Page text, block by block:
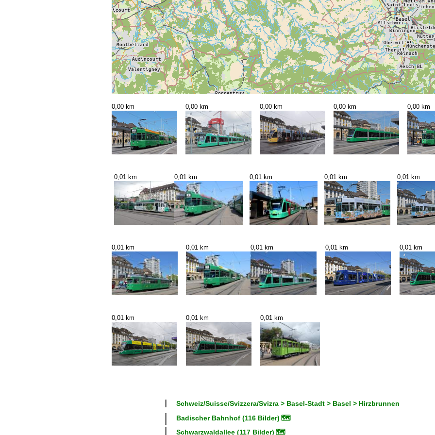
0,00 km 0,00 km 0,00 km 0,00 km 0,00 km
0,01 km 0,01 km 0,01 km 0,01 km 0,01 km
0,01 km 0,01 km 0,01 km 0,01 km 0,01 km
0,01 km 0,01 km 0,01 km
Schweiz/Suisse/Svizzera/Svizra > Basel-Stadt > Basel > Hirzbrunnen
Badischer Bahnhof (116 Bilder) 🗺
Schwarzwaldallee (117 Bilder) 🗺